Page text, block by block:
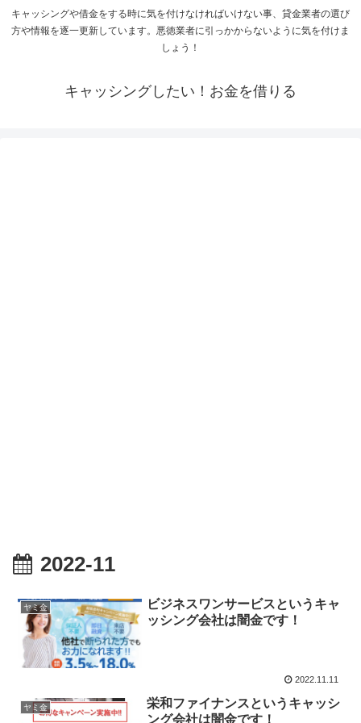
キャッシングや借金をする時に気を付けなければいけない事、貸金業者の選び
方や情報を逐一更新しています。悪徳業者に引っかからないように気を付けま
しょう！
キャッシングしたい！お金を借りる
2022-11
ヤミ金
ビジネスワンサービスというキャ
ッシング会社は闇金です！
2022.11.11
ヤミ金
栄和ファイナンスというキャッシ
ング会社は闇金です！